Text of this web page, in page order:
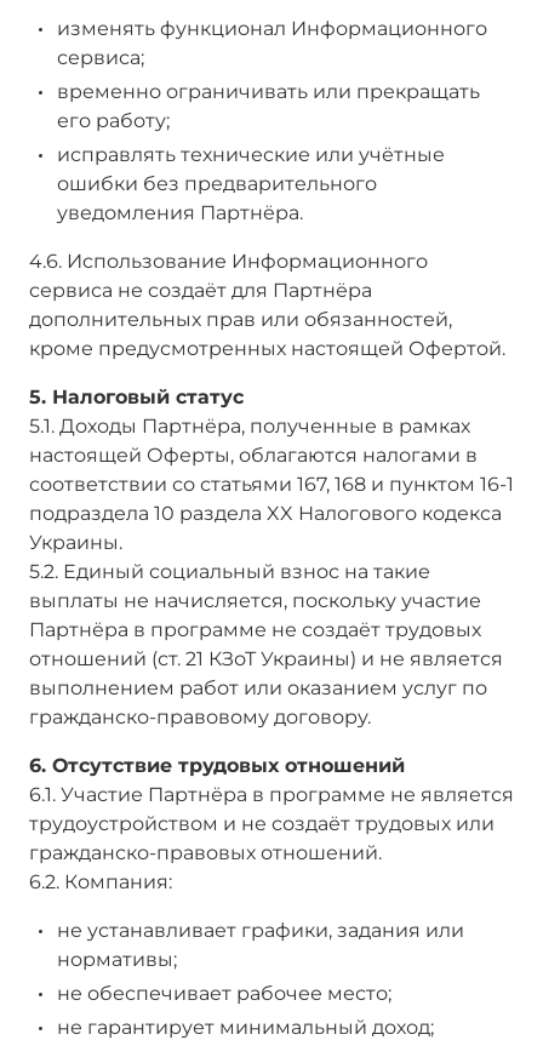
изменять функционал Информационного
сервиса;
временно ограничивать или прекращать
его работу;
исправлять технические или учётные
ошибки без предварительного
уведомления Партнёра.
4.6. Использование Информационного
сервиса не создаёт для Партнёра
дополнительных прав или обязанностей,
кроме предусмотренных настоящей Офертой.
5. Налоговый статус
5.1. Доходы Партнёра, полученные в рамках
настоящей Оферты, облагаются налогами в
соответствии со статьями 167, 168 и пунктом 16-1
подраздела 10 раздела XX Налогового кодекса
Украины.
5.2. Единый социальный взнос на такие
выплаты не начисляется, поскольку участие
Партнёра в программе не создаёт трудовых
отношений (ст. 21 КЗоТ Украины) и не является
выполнением работ или оказанием услуг по
гражданско-правовому договору.
6. Отсутствие трудовых отношений
6.1. Участие Партнёра в программе не является
трудоустройством и не создаёт трудовых или
гражданско-правовых отношений.
6.2. Компания:
не устанавливает графики, задания или
нормативы;
не обеспечивает рабочее место;
не гарантирует минимальный доход;